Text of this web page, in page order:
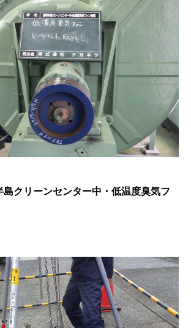
クリーンセンター中・低温度臭気フ